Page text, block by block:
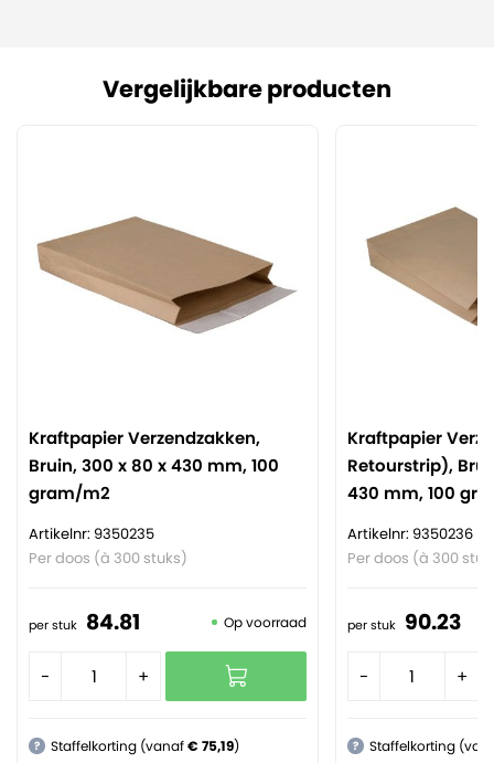
Vergelijkbare producten
Kraftpapier Verzendzakken,
Bruin, 300 x 80 x 430 mm, 100
gram/m2
Artikelnr: 9350235
Per doos (à 300 stuks)
per stuk 84.81 Op voorraad
- +
? Staffelkorting (vanaf€ 75,19)
Kraftpapier
Retourstrip),
430 mm, 100
Artikelnr: 9350236
Per doos (à 300
per stuk 90.23
- +
?
Staffelkorting